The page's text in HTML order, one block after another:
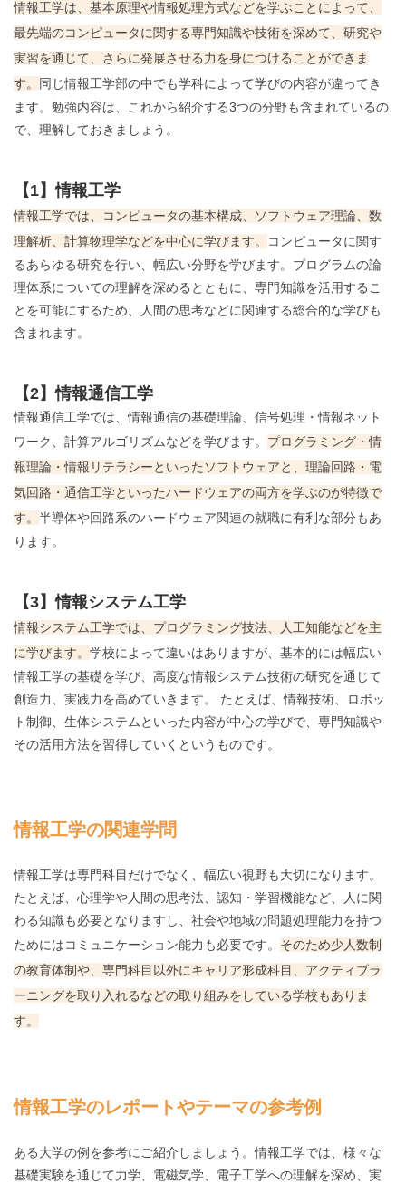
情報工学は、基本原理や情報処理方式などを学ぶことによって、
最先端のコンピュータに関する専門知識や技術を深めて、研究や
実習を通じて、さらに発展させる力を身につけることができま
す。 同じ情報工学部の中でも学科によって学びの内容が違ってき
ます。勉強内容は、これから紹介する3つの分野も含まれているの
で、理解しておきましょう。
【1】情報工学
情報工学では、コンピュータの基本構成、ソフトウェア理論、数
理解析、計算物理学などを中心に学びます。
コンピュータに関す
るあらゆる研究を行い、幅広い分野を学びます。プログラムの論
理体系についての理解を深めるとともに、専門知識を活用するこ
とを可能にするため、人間の思考などに関連する総合的な学びも
含まれます。
【2】情報通信工学
情報通信工学では、情報通信の基礎理論、信号処理・情報ネット
ワーク、計算アルゴリズムなどを学びます。 プログラミング・情
報理論・情報リテラシーといったソフトウェアと、理論回路・電
気回路・通信工学といったハードウェアの両方を学ぶのが特徴で
す。 半導体や回路系のハードウェア関連の就職に有利な部分もあ
ります。
【3】情報システム工学
情報システム工学では、プログラミング技法、人工知能などを主
に学びます。 学校によって違いはありますが、基本的には幅広い
情報工学の基礎を学び、高度な情報システム技術の研究を通じて
創造力、実践力を高めていきます。 たとえば、情報技術、ロボッ
ト制御、生体システムといった内容が中心の学びで、専門知識や
その活用方法を習得していくというものです。
情報工学の関連学問
情報工学は専門科目だけでなく、幅広い視野も大切になります。
たとえば、心理学や人間の思考法、認知・学習機能など、人に関
わる知識も必要となりますし、社会や地域の問題処理能力を持つ
ためにはコミュニケーション能力も必要です。 そのため少人数制
の教育体制や、専門科目以外にキャリア形成科目、アクティブラ
ーニングを取り入れるなどの取り組みをしている学校もありま
す。
情報工学のレポートやテーマの参考例
ある大学の例を参考にご紹介しましょう。情報工学では、様々な
基礎実験を通じて力学、電磁気学、電子工学への理解を深め、実